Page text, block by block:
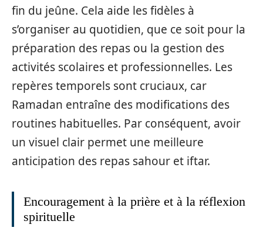
fin du jeûne. Cela aide les fidèles à
s’organiser au quotidien, que ce soit pour la
préparation des repas ou la gestion des
activités scolaires et professionnelles. Les
repères temporels sont cruciaux, car
Ramadan entraîne des modifications des
routines habituelles. Par conséquent, avoir
un visuel clair permet une meilleure
anticipation des repas sahour et iftar.
Encouragement à la prière et à la réflexion
spirituelle